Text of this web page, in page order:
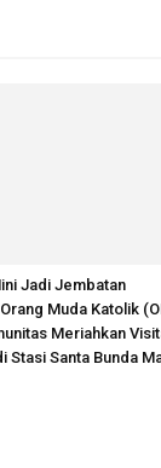
Jadi Jembatan
Muda Katolik
Meriahkan
Stasi Santa Bunda